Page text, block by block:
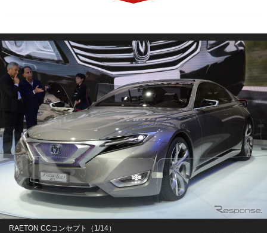
RAETON CCコンセプト（1/14）